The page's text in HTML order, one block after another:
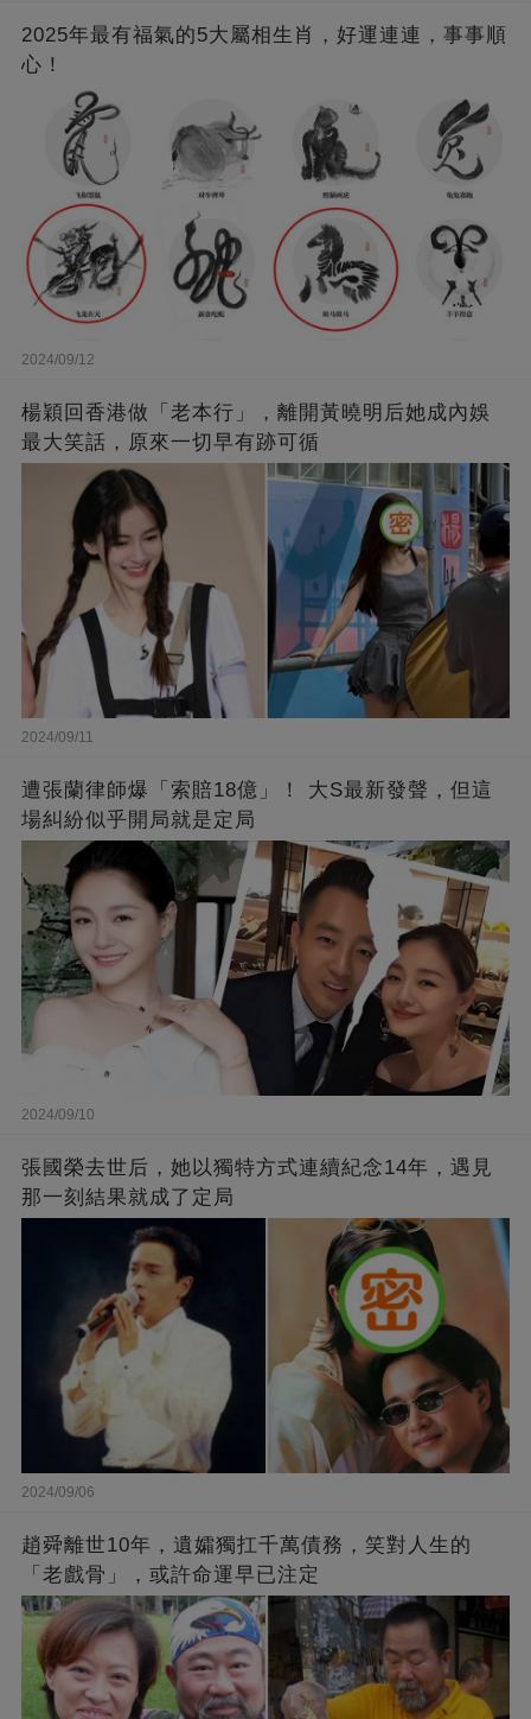
2025年最有福氣的5大屬相生肖，好運連連，事事順
心！
2024/09/12
楊穎回香港做「老本行」，離開黃曉明后她成內娛
最大笑話，原來一切早有跡可循
2024/09/11
遭張蘭律師爆「索賠18億」！ 大S最新發聲，但這
場糾紛似乎開局就是定局
2024/09/10
張國榮去世后，她以獨特方式連續紀念14年，遇見
那一刻結果就成了定局
2024/09/06
趙舜離世10年，遺孀獨扛千萬債務，笑對人生的
「老戲骨」，或許命運早已注定